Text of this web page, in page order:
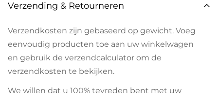
Verzending & Retourneren
Verzendkosten zijn gebaseerd op gewicht. Voeg
eenvoudig producten toe aan uw winkelwagen
en gebruik de verzendcalculator om de
verzendkosten te bekijken.
We willen dat u 100% tevreden bent met uw